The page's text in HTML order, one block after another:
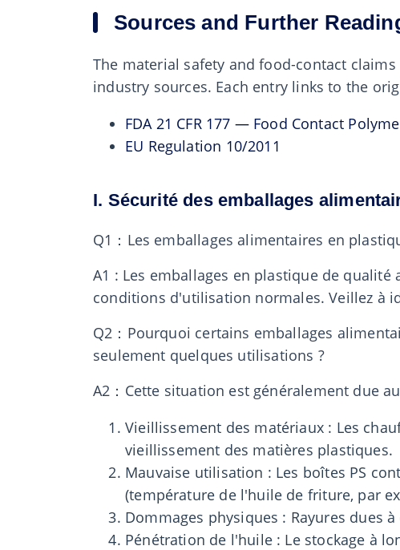
Sources and Further
The material safety and food-contact
industry sources. Each entry links to the
FDA 21 CFR 177 — Food Contact
EU Regulation 10/2011
I. Sécurité des emballages
Q1：Les emballages alimentaires en
A1 : Les emballages en plastique de
conditions d'utilisation normales. Veillez à
Q2：Pourquoi certains emballages
seulement quelques utilisations ?
A2：Cette situation est généralement due
Vieillissement des matériaux : Les
vieillissement des matières plastiques.
Mauvaise utilisation : Les boîtes PS
(température de l'huile de friture, par
Dommages physiques : Rayures dues
Pénétration de l'huile : Le stockage à